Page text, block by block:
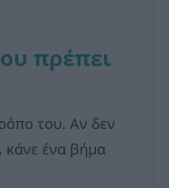
πρέπει
του. Αν δεν
κάνε ένα βήμα